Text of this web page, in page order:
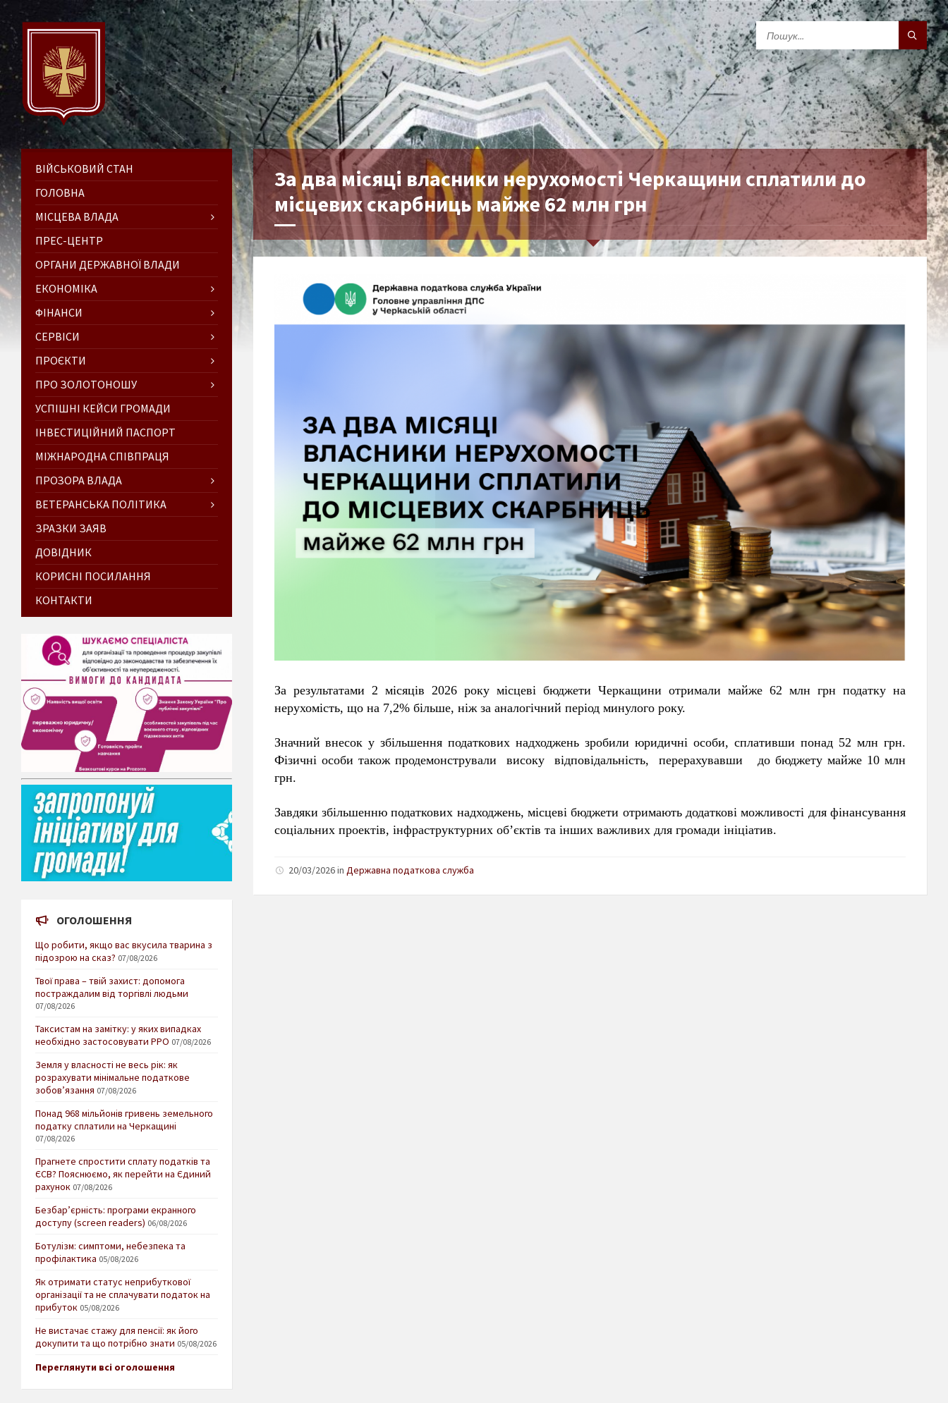
За два місяці власники нерухомості Черкащини сплатили до
місцевих скарбниць майже 62 млн грн
За результатами 2 місяців 2026 року місцеві бюджети Черкащини отримали майже 62 млн грн податку на
нерухомість, що на 7,2% більше, ніж за аналогічний період минулого року.
Значний внесок у збільшення податкових надходжень зробили юридичні особи, сплативши понад 52 млн грн.
Фізичні особи також продемонстрували високу відповідальність, перерахувавши до бюджету майже 10 млн
грн.
Завдяки збільшенню податкових надходжень, місцеві бюджети отримають додаткові можливості для фінансування
соціальних проектів, інфраструктурних об’єктів та інших важливих для громади ініціатив.
20/03/2026 in Державна податкова служба
ВІЙСЬКОВИЙ СТАН
ГОЛОВНА
МІСЦЕВА ВЛАДА
ПРЕС-ЦЕНТР
ОРГАНИ ДЕРЖАВНОЇ ВЛАДИ
ЕКОНОМІКА
ФІНАНСИ
СЕРВІСИ
ПРОЄКТИ
ПРО ЗОЛОТОНОШУ
УСПІШНІ КЕЙСИ ГРОМАДИ
ІНВЕСТИЦІЙНИЙ ПАСПОРТ
МІЖНАРОДНА СПІВПРАЦЯ
ПРОЗОРА ВЛАДА
ВЕТЕРАНСЬКА ПОЛІТИКА
ЗРАЗКИ ЗАЯВ
ДОВІДНИК
КОРИСНІ ПОСИЛАННЯ
КОНТАКТИ
ОГОЛОШЕННЯ
Що робити, якщо вас вкусила тварина з
підозрою на сказ? 07/08/2026
Твої права – твій захист: допомога
постраждалим від торгівлі людьми
07/08/2026
Таксистам на замітку: у яких випадках
необхідно застосовувати РРО 07/08/2026
Земля у власності не весь рік: як
розрахувати мінімальне податкове
зобов’язання 07/08/2026
Понад 968 мільйонів гривень земельного
податку сплатили на Черкащині
07/08/2026
Прагнете спростити сплату податків та
ЄСВ? Пояснюємо, як перейти на Єдиний
рахунок 07/08/2026
Безбар’єрність: програми екранного
доступу (screen readers) 06/08/2026
Ботулізм: симптоми, небезпека та
профілактика 05/08/2026
Як отримати статус неприбуткової
організації та не сплачувати податок на
прибуток 05/08/2026
Не вистачає стажу для пенсії: як його
докупити та що потрібно знати 05/08/2026
Переглянути всі оголошення